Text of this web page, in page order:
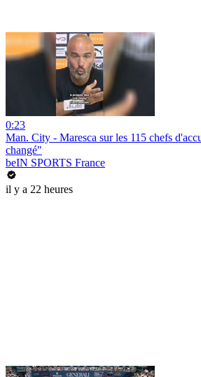
0:23
Man. City - Maresca sur les 115 chefs
changé"
beIN SPORTS France
il y a 22 heures